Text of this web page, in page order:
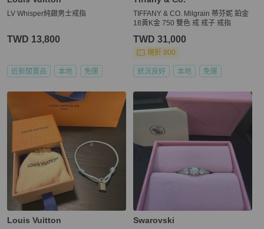
LV Whisper純銀男士戒指
TWD 13,800
近新閒置品 本地 免運
TIFFANY & CO. Milgrain 蒂芬妮 鉑金
18黃K金 750 雙色 戒 戒子 戒指
TWD 31,000
現折 800
狀況良好 本地 免運
Louis Vuitton Swarovski